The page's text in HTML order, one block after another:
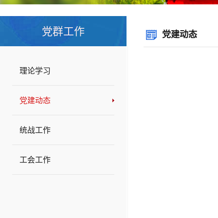
党群工作
理论学习
党建动态
统战工作
工会工作
党建动态